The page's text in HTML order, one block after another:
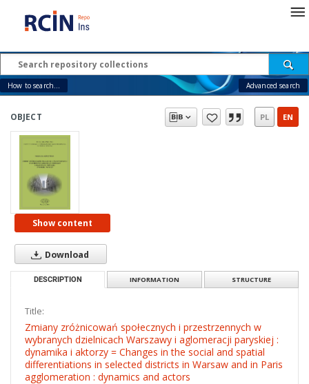
How to search... Advanced search
OBJECT PL EN
Show content
Download
DESCRIPTION INFORMATION STRUCTURE
Title:
Zmiany zróżnicowań społecznych i przestrzennych w
wybranych dzielnicach Warszawy i aglomeracji paryskiej :
dynamika i aktorzy = Changes in the social and spatial
differentiations in selected districts in Warsaw and in Paris
agglomeration : dynamics and actors